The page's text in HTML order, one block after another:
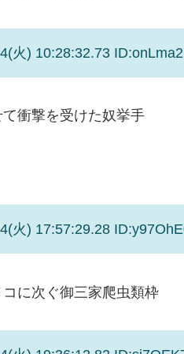
火) 10:28:32.73
衝撃を受けた奴挙手
火) 17:57:29.28
に次ぐ御三家爬虫類枠